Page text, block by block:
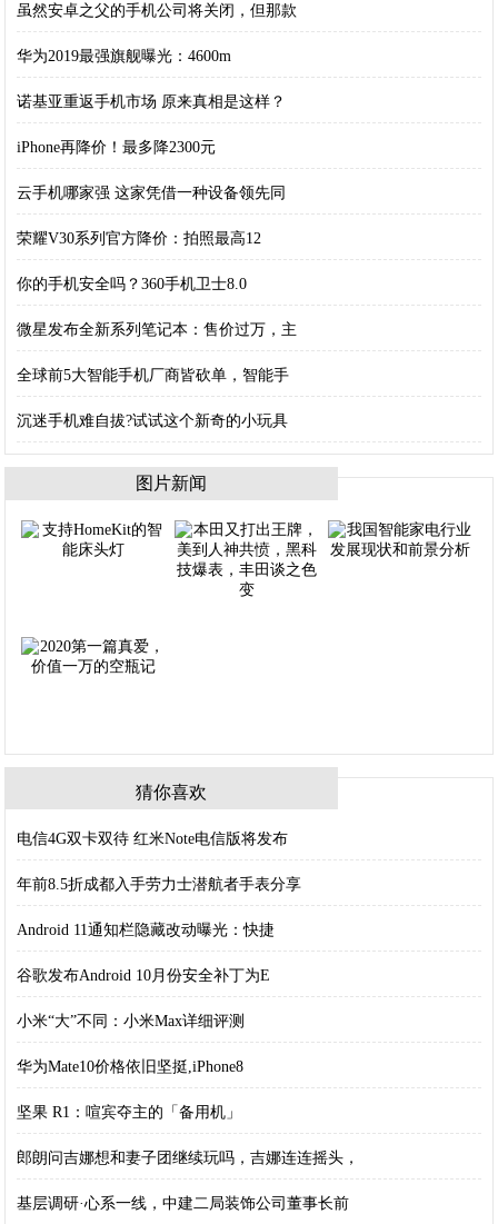
虽然安卓之父的手机公司将关闭，但那款
华为2019最强旗舰曝光：4600m
诺基亚重返手机市场 原来真相是这样？
iPhone再降价！最多降2300元
云手机哪家强 这家凭借一种设备领先同
荣耀V30系列官方降价：拍照最高12
你的手机安全吗？360手机卫士8.0
微星发布全新系列笔记本：售价过万，主
全球前5大智能手机厂商皆砍单，智能手
沉迷手机难自拔?试试这个新奇的小玩具
图片新闻
猜你喜欢
电信4G双卡双待 红米Note电信版将发布
年前8.5折成都入手劳力士潜航者手表分享
Android 11通知栏隐藏改动曝光：快捷
谷歌发布Android 10月份安全补丁为E
小米“大”不同：小米Max详细评测
华为Mate10价格依旧坚挺,iPhone8
坚果 R1：喧宾夺主的「备用机」
郎朗问吉娜想和妻子团继续玩吗，吉娜连连摇头，
基层调研·心系一线，中建二局装饰公司董事长前